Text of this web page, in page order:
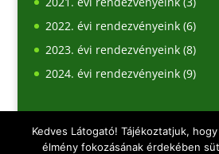
2022. évi rendezvényeink(6)
2023. évi rendezvényeink(8)
2024. évi rendezvényeink(9)
Kedves Látogató! Tájékoztatjuk,
élmény fokozásának érdekében